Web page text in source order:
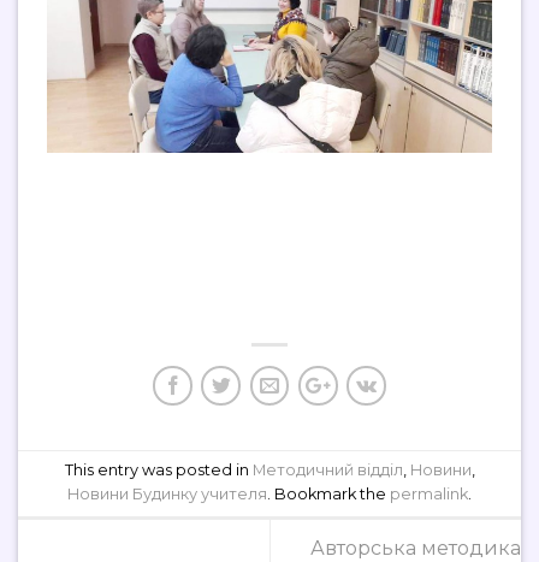
This entry was posted in Методичний відділ, Новини,
Новини Будинку учителя. Bookmark the permalink.
Авторська методика